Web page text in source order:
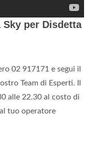
Sky per Disdetta
02 917171 e segui il
Team di Esperti. Il
alle 22.30 al costo di
tuo operatore